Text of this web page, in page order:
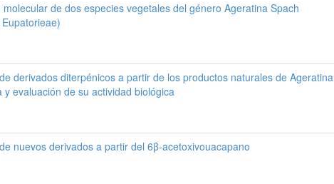
molecular de dos especies vegetales del género Ageratina Spach
derivados diterpénicos a partir de los productos naturales de Ageratina
y evaluación de su actividad biológica
nuevos derivados a partir del 6β-acetoxivouacapano